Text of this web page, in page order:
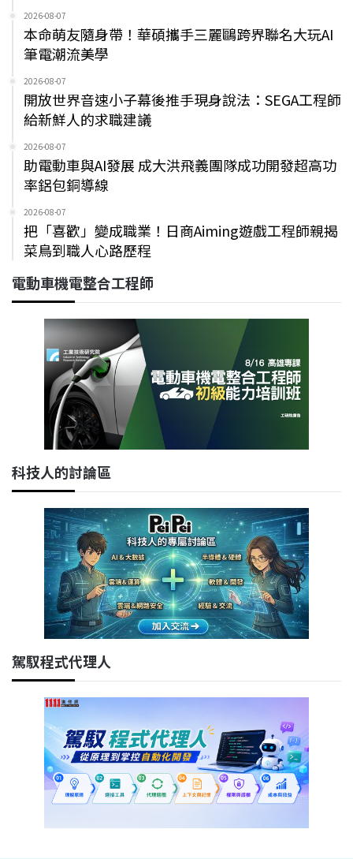
2026-08-07
本命萌友隨身帶！華碩攜手三麗鷗跨界聯名大玩AI
筆電潮流美學
2026-08-07
開放世界音速小子幕後推手現身說法：SEGA工程師
給新鮮人的求職建議
2026-08-07
助電動車與AI發展 成大洪飛義團隊成功開發超高功
率鋁包銅導線
2026-08-07
把「喜歡」變成職業！日商Aiming遊戲工程師親揭
菜鳥到職人心路歷程
電動車機電整合工程師
科技人的討論區
駕馭程式代理人